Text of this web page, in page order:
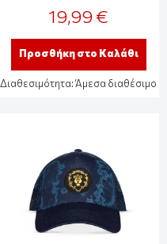
19,99 €
Προσθήκη στο Καλάθι
Διαθεσιμότητα:Άμεσα διαθέσιμο